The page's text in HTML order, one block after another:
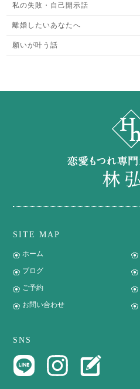
私の失敗・自己開示話
離婚したいあなたへ
願いが叶う話
SITE MAP
ホーム
ブログ
ご予約
お問い合わせ
SNS